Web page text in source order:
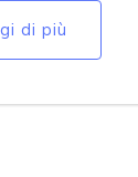
di più